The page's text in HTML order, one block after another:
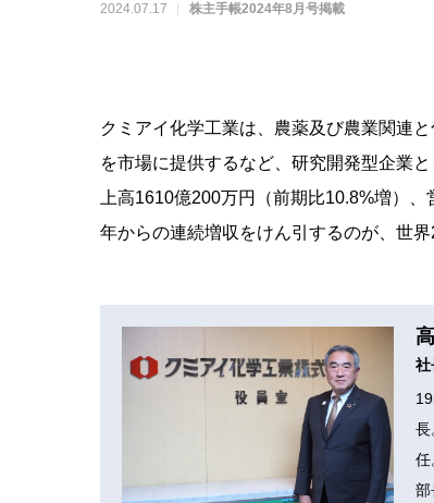
2024.07.17 株主手帳2024年8月号掲載
クミアイ化学工業は、農薬及び農業関連
を市場に提供するなど、研究開発型企業
上高1610億200万円（前期比10.8%増）
年からの連続増収をけん引するのが、世
社
長
任
部